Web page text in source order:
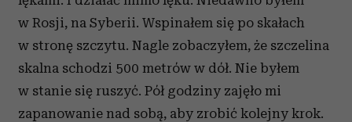
w Rosji, na Syberii. Wspinałem się po skałach
w stronę szczytu. Nagle zobaczyłem, że szczelina
skalna schodzi 500 metrów w dół. Nie byłem
w stanie się ruszyć. Pół godziny zajęło mi
zapanowanie nad sobą, aby zrobić kolejny krok.